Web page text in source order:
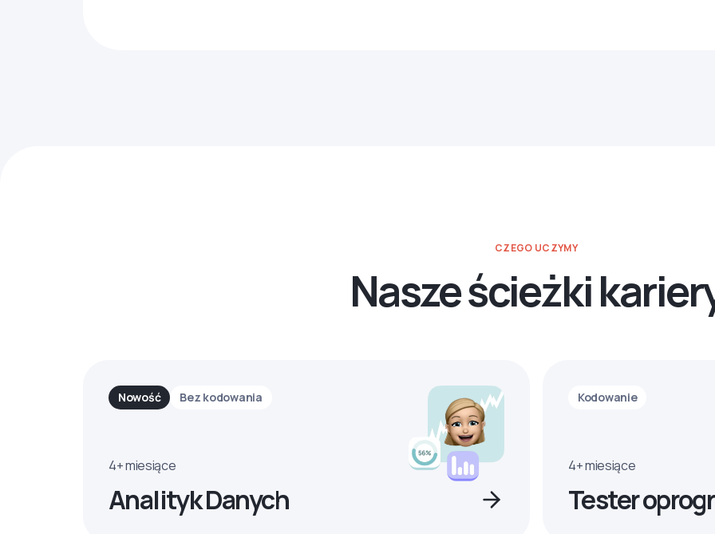
CZEGO UCZYMY
Nasze ścieżki
Nowość Bez kodowania
4+ miesiące
Analityk Danych
Kodowanie
4+ miesiące
Tester